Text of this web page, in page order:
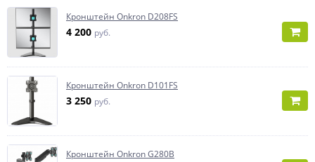
Кронштейн Onkron D208FS
4 200 руб.
Кронштейн Onkron D101FS
3 250 руб.
Кронштейн Onkron G280B